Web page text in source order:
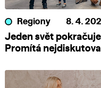
Regiony 8. 4.
Jeden svět
Promítá